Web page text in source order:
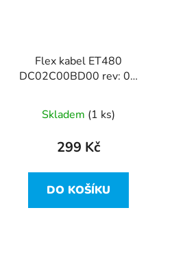
Flex kabel ET480
DC02C00BD00 rev: 0A
T480
Skladem (1 ks)
299 Kč
DO KOŠÍKU